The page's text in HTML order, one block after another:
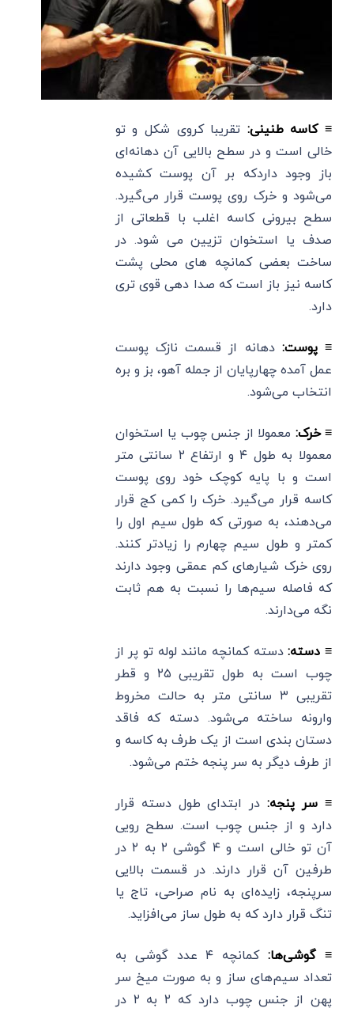
≡ کاسه طنینی: تقریبا کروی شکل و تو
خالی است و در سطح بالایی آن دهانه‌ای
باز وجود داردکه بر آن پوست کشیده
می‌شود و خرک روی پوست قرار می‌گیرد.
سطح بیرونی کاسه اغلب با قطعاتی از
صدف یا استخوان تزیین می شود. در
ساخت بعضی کمانچه های محلی پشت
کاسه نیز باز است که صدا دهی قوی تری
دارد.
≡ پوست: دهانه از قسمت نازک پوست
عمل آمده چهارپایان از جمله آهو، بز و بره
انتخاب می‌شود.
≡ خرک: معمولا از جنس چوب یا استخوان
معمولا به طول ۴ و ارتفاع ۲ سانتی متر
است و با پایه کوچک خود روی پوست
کاسه قرار می‌گیرد. خرک را کمی کج قرار
می‌دهند، به صورتی که طول سیم اول را
کمتر و طول سیم چهارم را زیادتر کنند.
روی خرک شیارهای کم عمقی وجود دارند
که فاصله سیم‌ها را نسبت به هم ثابت
نگه می‌دارند.
≡ دسته:دسته کمانچه مانند لوله تو پر از
چوب است به طول تقریبی ۲۵ و قطر
تقریبی ۳ سانتی متر به حالت مخروط
وارونه ساخته می‌شود. دسته که فاقد
دستان بندی است از یک طرف به کاسه و
از طرف دیگر به سر پنجه ختم می‌شود.
≡ سر پنجه:در ابتدای طول دسته قرار
دارد و از جنس چوب است. سطح رویی
آن تو خالی است و ۴ گوشی ۲ به ۲ در
طرفین آن قرار دارند. در قسمت بالایی
سرپنجه، زایده‌ای به نام صراحی، تاج یا
تنگ قرار دارد که به طول ساز می‌افزاید.
≡ گوشی‌ها:
کمانچه ۴ عدد گوشی به
تعداد سیم‌های ساز و به صورت میخ سر
پهن از جنس چوب دارد که ۲ به ۲ در